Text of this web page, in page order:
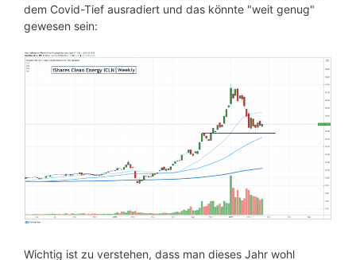
dem Covid-Tief ausradiert und das könnte "weit genug"
gewesen sein:
Wichtig ist zu verstehen, dass man dieses Jahr wohl